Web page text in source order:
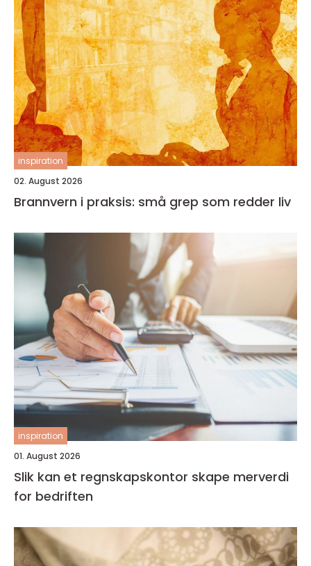
inspiration
02. August 2026
Brannvern i praksis: små grep som redder liv
inspiration
01. August 2026
Slik kan et regnskapskontor skape merverdi
for bedriften